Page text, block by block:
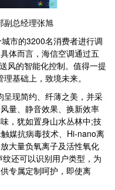
总经理张旭
市的3200名消费者进行调
体而言，海信空调通过五
风的智能化控制。值得一提
基础上，致境未来。
现简约、纤薄之美，并采
量、静音效果、换新效率
，犹如置身山水丛林中;技
媒抗病毒技术、Hi-nano离
大量负氧离子及活性氧化
还可以识别用户类型，为
专属定制呵护，即使离